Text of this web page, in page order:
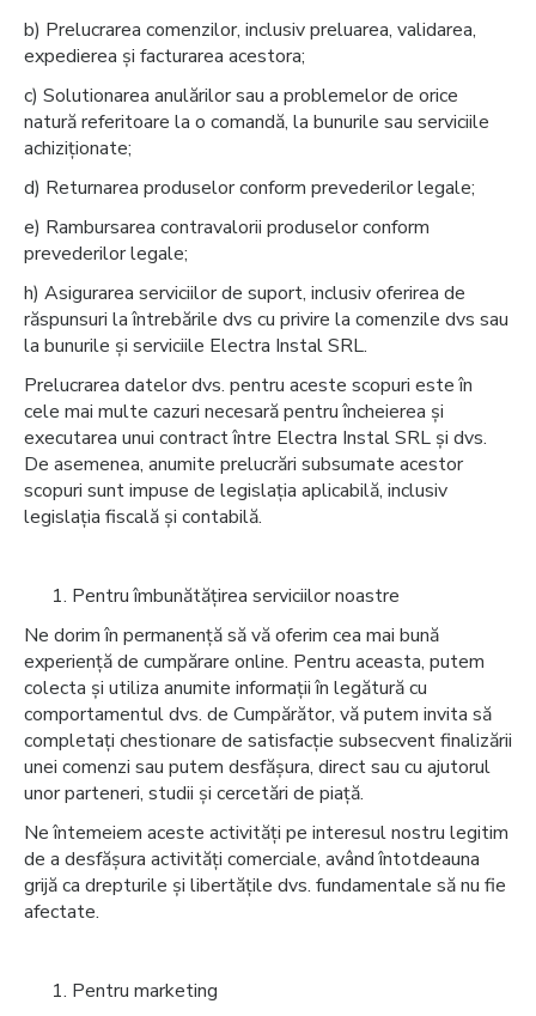
b) Prelucrarea comenzilor, inclusiv preluarea, validarea,
expedierea și facturarea acestora;
c) Solutionarea anulărilor sau a problemelor de orice
natură referitoare la o comandă, la bunurile sau serviciile
achiziționate;
d) Returnarea produselor conform prevederilor legale;
e) Rambursarea contravalorii produselor conform
prevederilor legale;
h) Asigurarea serviciilor de suport, inclusiv oferirea de
răspunsuri la întrebările dvs cu privire la comenzile dvs sau
la bunurile și serviciile Electra Instal SRL.
Prelucrarea datelor dvs. pentru aceste scopuri este în
cele mai multe cazuri necesară pentru încheierea și
executarea unui contract între Electra Instal SRL și dvs.
De asemenea, anumite prelucrări subsumate acestor
scopuri sunt impuse de legislația aplicabilă, inclusiv
legislația fiscală și contabilă.
Pentru îmbunătățirea serviciilor noastre
Ne dorim în permanență să vă oferim cea mai bună
experiență de cumpărare online. Pentru aceasta, putem
colecta și utiliza anumite informații în legătură cu
comportamentul dvs. de Cumpărător, vă putem invita să
completați chestionare de satisfacție subsecvent finalizării
unei comenzi sau putem desfășura, direct sau cu ajutorul
unor parteneri, studii și cercetări de piață.
Ne întemeiem aceste activități pe interesul nostru legitim
de a desfășura activități comerciale, având întotdeauna
grijă ca drepturile și libertățile dvs. fundamentale să nu fie
afectate.
Pentru marketing